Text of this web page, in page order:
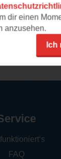
dir einen
anzusehen.
Ich
FAQ